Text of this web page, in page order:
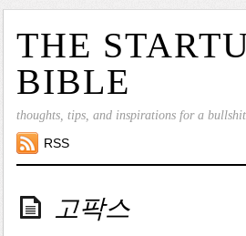
THE
BIBLE
thoughts, tips, and inspirations for a
RSS
고팍스